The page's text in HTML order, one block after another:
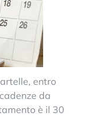
entro
da
è il 30